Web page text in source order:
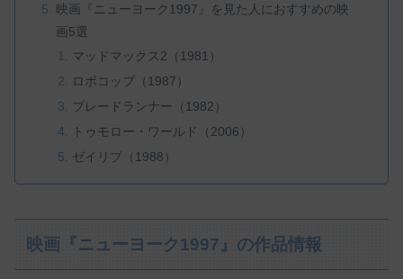
映画『ニューヨーク1997』を見た人におすすめの映
画5選
マッドマックス2（1981）
ロボコップ（1987）
ブレードランナー（1982）
トゥモロー・ワールド（2006）
ゼイリブ（1988）
映画『ニューヨーク1997』の作品情報